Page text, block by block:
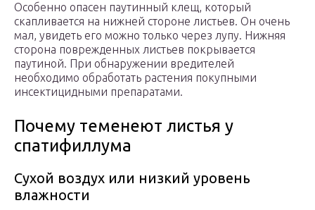
Особенно опасен паутинный клещ, который
скапливается на нижней стороне листьев. Он очень
мал, увидеть его можно только через лупу. Нижняя
сторона поврежденных листьев покрывается
паутиной. При обнаружении вредителей
необходимо обработать растения покупными
инсектицидными препаратами.
Почему теменеют листья у
спатифиллума
Сухой воздух или низкий уровень
влажности